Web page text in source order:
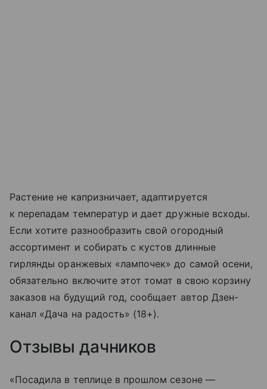
Растение не капризничает, адаптируется
к перепадам температур и дает дружные всходы.
Если хотите разнообразить свой огородный
ассортимент и собирать с кустов длинные
гирлянды оранжевых «лампочек» до самой осени,
обязательно включите этот томат в свою корзину
заказов на будущий год, сообщает автор Дзен-
канал «Дача на радость» (18+).
Отзывы дачников
«Посадила в теплице в прошлом сезоне —